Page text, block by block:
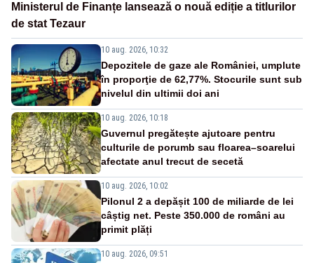
Ministerul de Finanțe lansează o nouă ediție a titlurilor
de stat Tezaur
10 aug. 2026, 10:32
Depozitele de gaze ale României, umplute
în proporţie de 62,77%. Stocurile sunt sub
nivelul din ultimii doi ani
10 aug. 2026, 10:18
Guvernul pregătește ajutoare pentru
culturile de porumb sau floarea–soarelui
afectate anul trecut de secetă
10 aug. 2026, 10:02
Pilonul 2 a depășit 100 de miliarde de lei
câștig net. Peste 350.000 de români au
primit plăți
10 aug. 2026, 09:51